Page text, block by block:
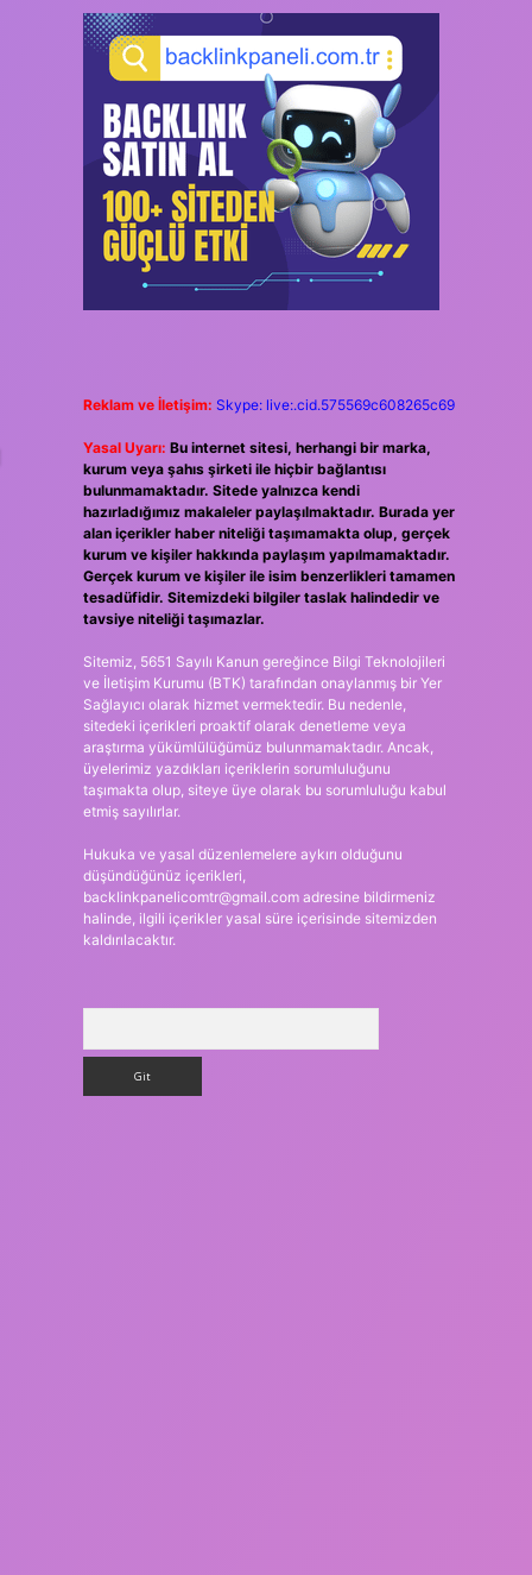
Reklam ve İletişim: Skype: live:.cid.575569c608265c69
Yasal Uyarı: Bu internet sitesi, herhangi bir marka,
kurum veya şahıs şirketi ile hiçbir bağlantısı
bulunmamaktadır. Sitede yalnızca kendi
hazırladığımız makaleler paylaşılmaktadır. Burada yer
alan içerikler haber niteliği taşımamakta olup, gerçek
kurum ve kişiler hakkında paylaşım yapılmamaktadır.
Gerçek kurum ve kişiler ile isim benzerlikleri tamamen
tesadüfidir. Sitemizdeki bilgiler taslak halindedir ve
tavsiye niteliği taşımazlar.
Sitemiz, 5651 Sayılı Kanun gereğince Bilgi Teknolojileri
ve İletişim Kurumu (BTK) tarafından onaylanmış bir Yer
Sağlayıcı olarak hizmet vermektedir. Bu nedenle,
sitedeki içerikleri proaktif olarak denetleme veya
araştırma yükümlülüğümüz bulunmamaktadır. Ancak,
üyelerimiz yazdıkları içeriklerin sorumluluğunu
taşımakta olup, siteye üye olarak bu sorumluluğu kabul
etmiş sayılırlar.
Hukuka ve yasal düzenlemelere aykırı olduğunu
düşündüğünüz içerikleri,
backlinkpanelicomtr@gmail.comadresine bildirmeniz
halinde, ilgili içerikler yasal süre içerisinde sitemizden
kaldırılacaktır.